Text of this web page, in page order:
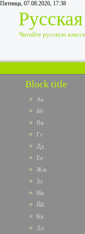
Пятница, 07.08.2026, 17:38
Читайте русскую
Block title
Аа
Бб
Вв
Гг
Дд
Ее
Жж
Зз
Ии
Йй
Кк
Лл